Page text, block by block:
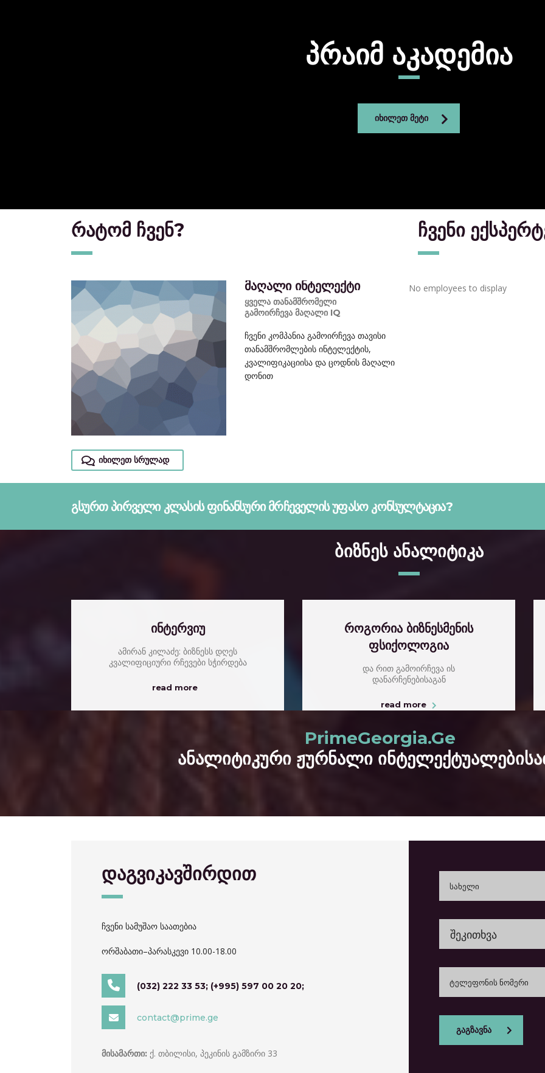
პრაიმ აკადემია
ᲘᲮᲘᲚᲔᲗ ᲛᲔᲢᲘ
რატომ ჩვენ?
მაღალი ინტელექტი
ყველა თანამშრომელი
გამოირჩევა მაღალი IQ
ჩვენი კომპანია გამოირჩევა თავისი
თანამშრომლების ინტელექტის,
კვალიფიკაციისა და ცოდნის მაღალი
დონით
იხილეთ სრულად
ჩვენი
No employees to display
გსურთ პირველი კლასის ფინანსური მრჩეველის უფასო კონსულტაცია?
ბიზნეს ანალიტიკა
ინტერვიუ
ამირან კილაძე: ბიზნესს დღეს
კვალიფიციური რჩევები სჭირდება
read more
როგორია ბიზნესმენის
ფსიქოლოგია
და რით გამოირჩევა ის
დანარჩენებისაგან
read more
PrimeGeorgia.Ge
ანალიტიკური ჟურნალი
დაგვიკავშირდით
ჩვენი სამუშაო საათებია
ორშაბათი–პარასკევი 10.00-18.00
(032) 222 33 53; (+995) 597 00 20 20;
contact@prime.ge
მისამართი: ქ. თბილისი, პეკინის გამზირი 33
შეკითხვა
გაგზავნა